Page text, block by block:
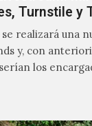
Turnstile y
realizará una
y, con
los